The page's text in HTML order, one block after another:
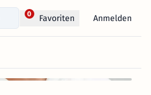
0 Favoriten Anmelden